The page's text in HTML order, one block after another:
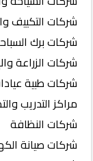
شركات التكييف
شركات برك
شركات الزراعة
شركات طبية
مراكز التدريب
شركات النظافة
شركات صيانة